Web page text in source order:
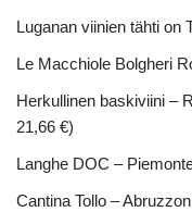
Luganan viinien tähti on
Le Macchiole Bolgheri
Herkullinen baskiviini –
21,66 €)
Langhe DOC –
Cantina Tollo –